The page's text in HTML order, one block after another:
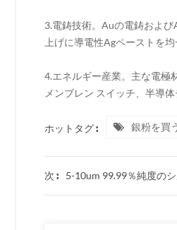
3.電鋳技術。Auの電鋳およ
上げに導電性Agペーストを
4.エネルギー産業。主な電極
メンブレン スイッチ、半導
ホットタグ : 銀粉を買
次 : 5-10um 99.99％純度の